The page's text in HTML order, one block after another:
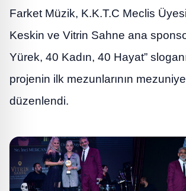
Farket Müzik, K.K.T.C Meclis
Keskin ve Vitrin Sahne ana
Yürek, 40 Kadın, 40 Hayat”
projenin ilk mezunlarının
düzenlendi.